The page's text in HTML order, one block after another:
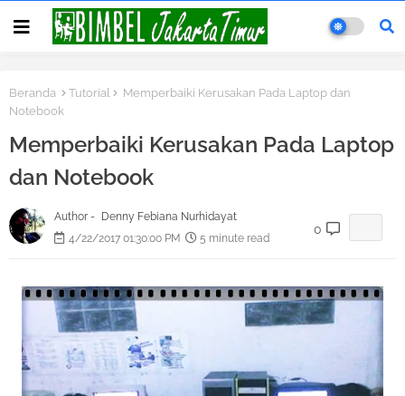
Beranda Tutorial
Memperbaiki Kerusakan Pada Laptop dan
Notebook
Memperbaiki Kerusakan Pada Laptop
dan Notebook
Author -
Denny Febiana Nurhidayat
4/22/2017 01:30:00 PM
5 minute read
0